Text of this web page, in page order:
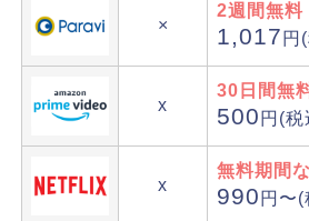
×
2週間無料
1,017 円
x
30日間無
500 円(税
x
無料期間
990 円〜(